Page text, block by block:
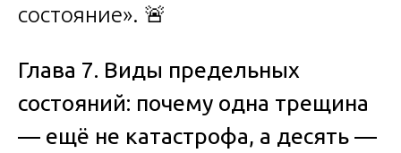
состояние». 🚨
Глава 7. Виды предельных
состояний: почему одна трещина
— ещё не катастрофа, а десять —